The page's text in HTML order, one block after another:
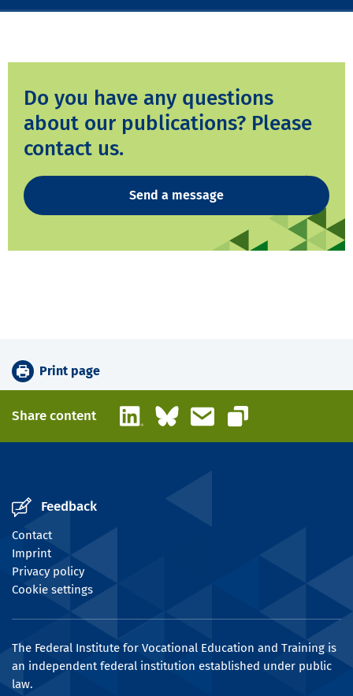
Do you have any questions
about our publications? Please
contact us.
Send a message
Print page
Share content LinkedInBlueskyEmail
Copy link
Feedback
Contact
Imprint
Privacy policy
Cookie settings
The Federal Institute for Vocational Education and Training is
an independent federal institution established under public
law.